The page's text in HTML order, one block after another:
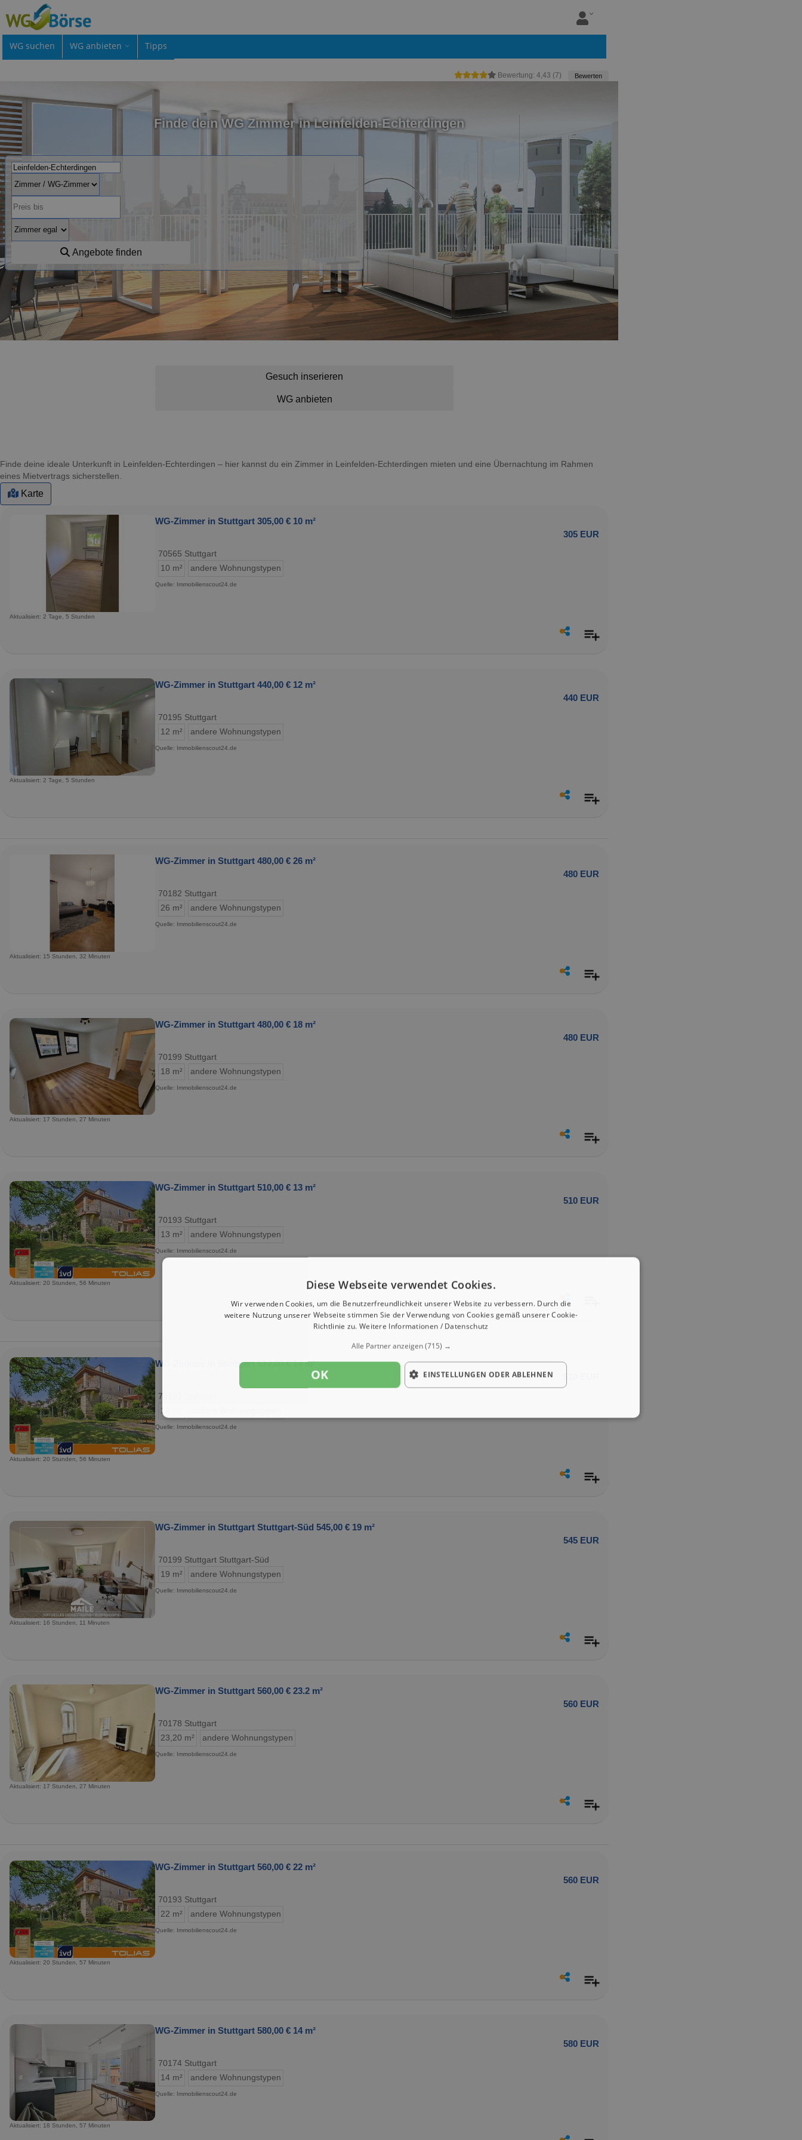
WG suchen WG anbieten Tipps
Bewertung: 4,43 ( 7) Bewerten
Finde dein WG Zimmer in Leinfelden-Echterdingen
Angebote finden
Gesuch inserieren
WG anbieten
Finde deine ideale Unterkunft in Leinfelden-Echterdingen – hier kannst du ein Zimmer in Leinfelden-Echterdingen mieten und eine Übernachtung im Rahmen
eines Mietvertrags sicherstellen.
Karte
WG-Zimmer in Stuttgart 305,00 € 10 m²
305 EUR
70565 Stuttgart
10 m²
andere Wohnungstypen
Quelle: Immobilienscout24.de
Aktualisiert: 2 Tage, 5 Stunden
WG-Zimmer in Stuttgart 440,00 € 12 m²
440 EUR
70195 Stuttgart
12 m²
andere Wohnungstypen
Quelle: Immobilienscout24.de
Aktualisiert: 2 Tage, 5 Stunden
WG-Zimmer in Stuttgart 480,00 € 26 m²
480 EUR
70182 Stuttgart
26 m²
andere Wohnungstypen
Quelle: Immobilienscout24.de
Aktualisiert: 15 Stunden, 32 Minuten
WG-Zimmer in Stuttgart 480,00 € 18 m²
480 EUR
70199 Stuttgart
18 m²
andere Wohnungstypen
Quelle: Immobilienscout24.de
Aktualisiert: 17 Stunden, 27 Minuten
WG-Zimmer in Stuttgart 510,00 € 13 m²
510 EUR
70193 Stuttgart
13 m²
andere Wohnungstypen
Quelle: Immobilienscout24.de
Aktualisiert: 20 Stunden, 56 Minuten
WG-Zimmer in Stuttgart 510,00 € 14 m²
70193 Stuttgart
14 m²
Quelle: Immobilienscout24.de
Aktualisiert: 20 Stunden, 56 Minuten
WG-Zimmer in Stuttgart Stuttgart-Süd 545,00 € 19 m²
545 EUR
70199 Stuttgart Stuttgart-Süd
19 m²
andere Wohnungstypen
Quelle: Immobilienscout24.de
Aktualisiert: 16 Stunden, 11 Minuten
WG-Zimmer in Stuttgart 560,00 € 23.2 m²
560 EUR
70178 Stuttgart
23,20 m²
andere Wohnungstypen
Quelle: Immobilienscout24.de
Aktualisiert: 17 Stunden, 27 Minuten
WG-Zimmer in Stuttgart 560,00 € 22 m²
560 EUR
70193 Stuttgart
22 m²
andere Wohnungstypen
Quelle: Immobilienscout24.de
Aktualisiert: 20 Stunden, 57 Minuten
WG-Zimmer in Stuttgart 580,00 € 14 m²
580 EUR
70174 Stuttgart
14 m²
andere Wohnungstypen
Quelle: Immobilienscout24.de
Aktualisiert: 18 Stunden, 57 Minuten
Diese Webseite verwendet Cookies.
Wir verwenden Cookies, um die Benutzerfreundlichkeit unserer Website zu verbessern. Durch die
weitere Nutzung unserer Webseite stimmen Sie der Verwendung von Cookies gemäß unserer Cookie-
Richtlinie zu. Weitere Informationen / Datenschutz
Alle Partner anzeigen(715) →
OK EINSTELLUNGEN ODER ABLEHNEN